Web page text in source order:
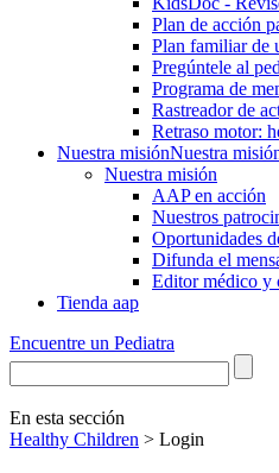
Plan de acción
Plan familiar de
Pregúntele al
Programa de
Rastre​​ador de
Retraso motor:
Nuestra misiónNuestra
Nuestra misión
AAP en acción
Nuestros
Oportunidades
Difunda el
Editor médico y
Tienda aap
Encuentre un Pediatra
En esta sección
Healthy Children > Login